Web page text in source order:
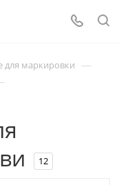
для маркировки —
12